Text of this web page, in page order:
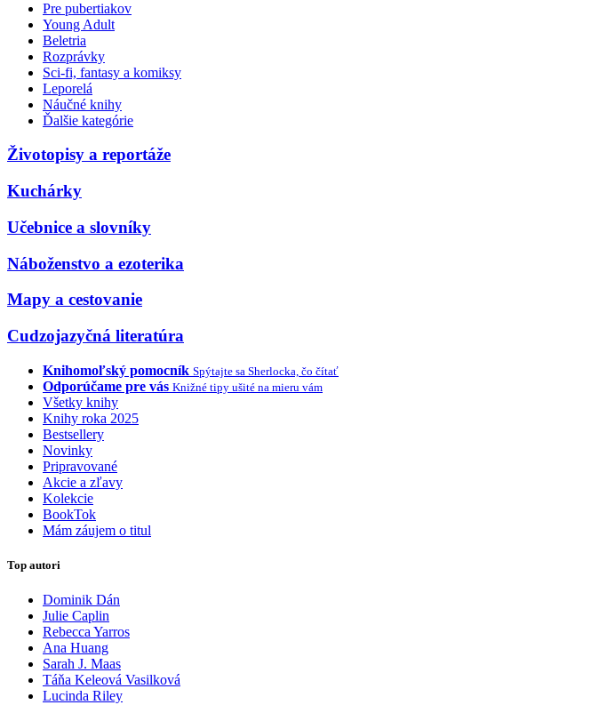
Pre pubertiakov
Young Adult
Beletria
Rozprávky
Sci-fi, fantasy a komiksy
Leporelá
Náučné knihy
Ďalšie kategórie
Životopisy a reportáže
Kuchárky
Učebnice a slovníky
Náboženstvo a ezoterika
Mapy a cestovanie
Cudzojazyčná literatúra
Knihomoľský pomocník Spýtajte sa Sherlocka, čo čítať
Odporúčame pre vás Knižné tipy ušité na mieru vám
Všetky knihy
Knihy roka 2025
Bestsellery
Novinky
Pripravované
Akcie a zľavy
Kolekcie
BookTok
Mám záujem o titul
Top autori
Dominik Dán
Julie Caplin
Rebecca Yarros
Ana Huang
Sarah J. Maas
Táňa Keleová Vasilková
Lucinda Riley